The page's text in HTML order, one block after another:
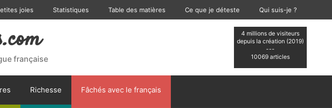
joies Statistiques Table des matières Ce que je déteste Qui suis-je ?
4 millions de visiteurs
depuis la création (2019)
---
10069 articles
française
Richesse Fâchés avec le français